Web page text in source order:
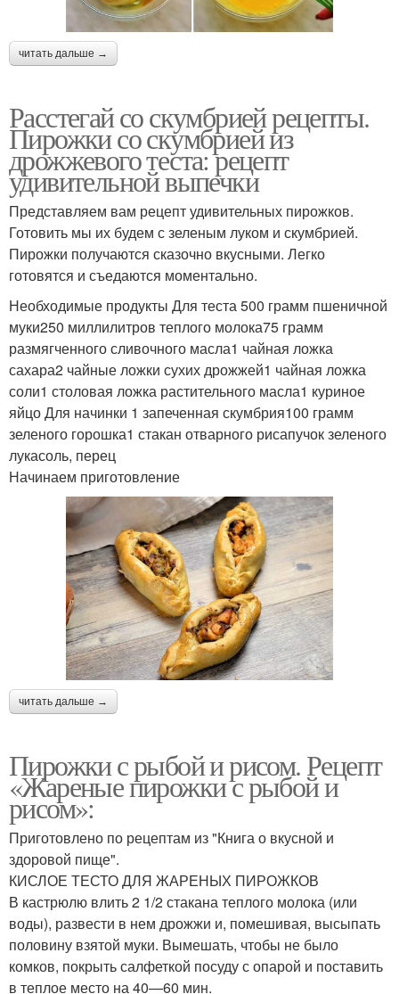
читать дальше →
Расстегай со скумбрией рецепты.
Пирожки со скумбрией из
дрожжевого теста: рецепт
удивительной выпечки
Представляем вам рецепт удивительных пирожков.
Готовить мы их будем с зеленым луком и скумбрией.
Пирожки получаются сказочно вкусными. Легко
готовятся и съедаются моментально.
Необходимые продукты Для теста 500 грамм пшеничной
муки250 миллилитров теплого молока75 грамм
размягченного сливочного масла1 чайная ложка
сахара2 чайные ложки сухих дрожжей1 чайная ложка
соли1 столовая ложка растительного масла1 куриное
яйцо Для начинки 1 запеченная скумбрия100 грамм
зеленого горошка1 стакан отварного рисапучок зеленого
лукасоль, перец
Начинаем приготовление
читать дальше →
Пирожки с рыбой и рисом. Рецепт
«Жареные пирожки с рыбой и
рисом»:
Приготовлено по рецептам из "Книга о вкусной и
здоровой пище".
КИСЛОЕ ТЕСТО ДЛЯ ЖАРЕНЫХ ПИРОЖКОВ
В кастрюлю влить 2 1/2 стакана теплого мо­лока (или
воды), развести в нем дрожжи и, помешивая, высыпать
половину взятой муки. Вымешать, чтобы не было
комков, покрыть салфеткой посуду с опарой и поставить
в теплое место на 40—60 мин.